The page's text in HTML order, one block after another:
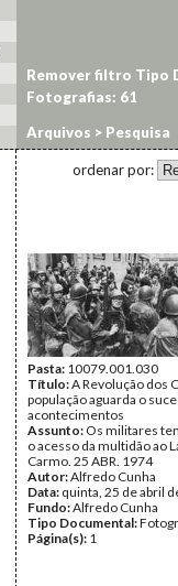
Arquivos > Pesquisa
Remover filtro Tipo
Fotografias: 61
ordenar por:
Pasta: 10079.001.030
Título:A Revolução dos
população aguarda o
acontecimentos
Assunto: Os militares
o acesso da multidão ao
Carmo. 25 ABR. 1974
Autor:Alfredo Cunha
Data: quinta, 25 de abril
Fundo:Alfredo Cunha
Tipo Documental:
Página(s): 1